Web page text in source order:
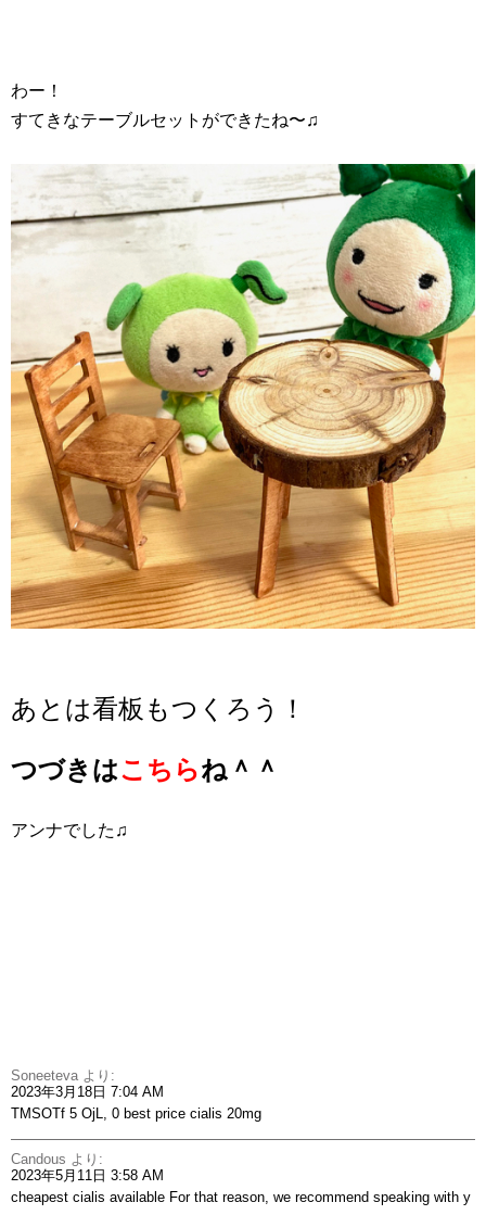
わー！
すてきなテーブルセットができたね〜♫
あとは看板もつくろう！
つづきはこちらね＾＾
アンナでした♫
Soneeteva より:
2023年3月18日 7:04 AM
TMSOTf 5 ОјL, 0 best price cialis 20mg
Candous より:
2023年5月11日 3:58 AM
cheapest cialis available For that reason, we recommend speaking with y